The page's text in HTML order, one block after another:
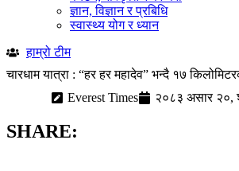
ज्ञान, विज्ञान र प्रबिधि
स्वास्थ्य योग र ध्यान
हाम्रो टीम
चारधाम यात्रा : “हर हर महादेव” भन्दै १७
Everest Times
२०८३ असार २०,
SHARE: